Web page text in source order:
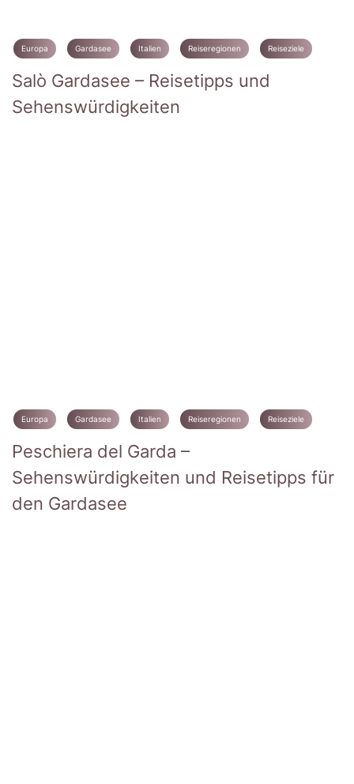
Europa Gardasee Italien Reiseregionen Reiseziele
Salò Gardasee – Reisetipps und
Sehenswürdigkeiten
Europa Gardasee Italien Reiseregionen Reiseziele
Peschiera del Garda –
Sehenswürdigkeiten und Reisetipps für
den Gardasee